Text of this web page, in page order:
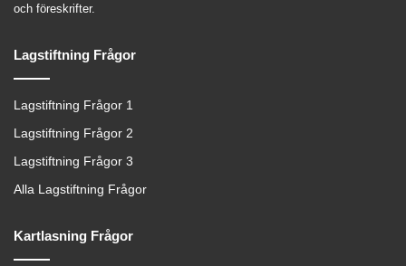
och föreskrifter.
Lagstiftning Frågor
Lagstiftning Frågor 1
Lagstiftning Frågor 2
Lagstiftning Frågor 3
Alla Lagstiftning Frågor
Kartlasning Frågor